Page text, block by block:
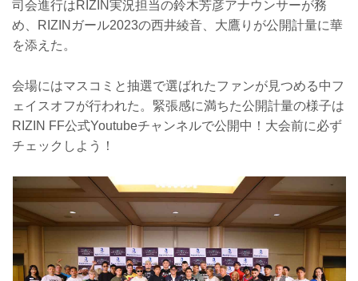
司会進行はRIZIN実況担当の鈴木芳彦アナウンサーが務
め、RIZINガール2023の西井綾音、大鷹りが公開計量に華
を添えた。
会場にはマスコミと抽選で選ばれたファンが見つめる中フ
ェイスオフが行われた。緊張感に満ちた公開計量の様子は
RIZIN FF公式Youtubeチャンネルで公開中！大会前に必ず
チェックしよう！